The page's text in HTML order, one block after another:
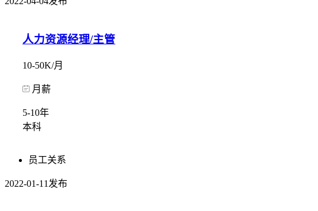
人力资源经理/主管
10-50K/月
月薪
5-10年
本科
员工关系
2022-01-11发布